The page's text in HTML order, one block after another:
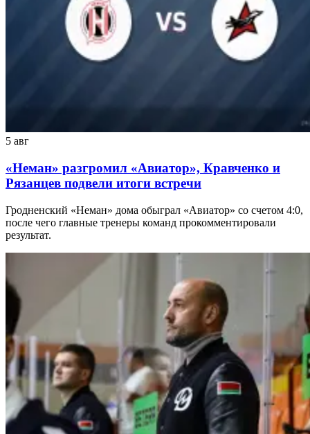
5 авг
«Неман» разгромил «Авиатор», Кравченко и
Рязанцев подвели итоги встречи
Гродненский «Неман» дома обыграл «Авиатор» со счетом 4:0,
после чего главные тренеры команд прокомментировали
результат.